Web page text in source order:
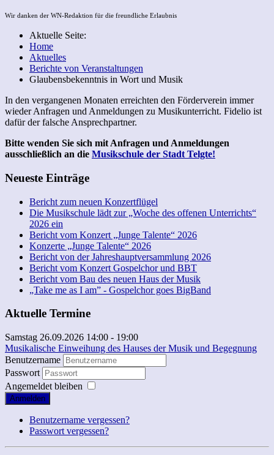
Wir danken der WN-Redaktion für die freundliche Erlaubnis
Aktuelle Seite:
Home
Aktuelles
Berichte von Veranstaltungen
Glaubensbekenntnis in Wort und Musik
In den vergangenen Monaten erreichten den Förderverein immer
wieder Anfragen und Anmeldungen zu Musikunterricht. Fidelio ist
dafür der falsche Ansprechpartner.
Bitte wenden Sie sich mit Anfragen und Anmeldungen
ausschließlich an die Musikschule der Stadt Telgte!
Neueste Einträge
Bericht zum neuen Konzertflügel
Die Musikschule lädt zur „Woche des offenen Unterrichts“
2026 ein
Bericht vom Konzert „Junge Talente“ 2026
Konzerte „Junge Talente“ 2026
Bericht von der Jahreshauptversammlung 2026
Bericht vom Konzert Gospelchor und BBT
Bericht vom Bau des neuen Haus der Musik
„Take me as I am” - Gospelchor goes BigBand
Aktuelle Termine
Samstag 26.09.2026 14:00 - 19:00
Musikalische Einweihung des Hauses der Musik und Begegnung
Benutzername
Passwort
Angemeldet bleiben
Anmelden
Benutzername vergessen?
Passwort vergessen?